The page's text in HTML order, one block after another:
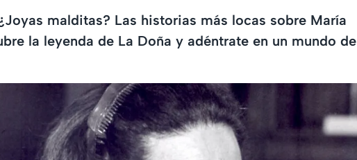
malditas? Las historias más locas sobre María
la leyenda de La Doña y adéntrate en un mundo de